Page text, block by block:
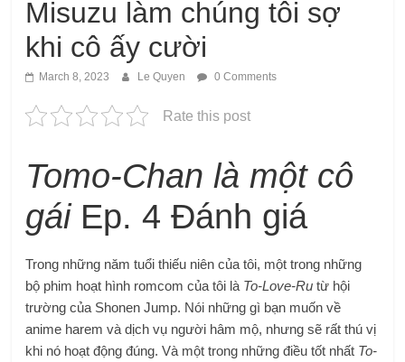
Misuzu làm chúng tôi sợ
khi cô ấy cười
March 8, 2023 Le Quyen 0 Comments
Rate this post
Tomo-Chan là một cô
gáiEp. 4 Đánh giá
Trong những năm tuổi thiếu niên của tôi, một trong những
bộ phim hoạt hình romcom của tôi là To-Love-Ru từ hội
trường của Shonen Jump. Nói những gì bạn muốn về
anime harem và dịch vụ người hâm mộ, nhưng sẽ rất thú vị
khi nó hoạt động đúng. Và một trong những điều tốt nhất To-